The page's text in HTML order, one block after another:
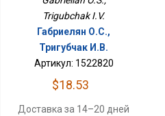
Trigubchak I.V.
Габриелян О.С.,
Тригубчак И.В.
Артикул: 1522820
$18.53
Доставка за 14–20 дней